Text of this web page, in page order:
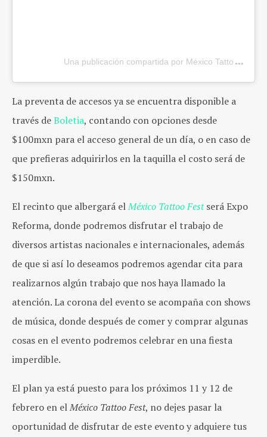
Una publicación compartida por México Tattoo Fest
La preventa de accesos ya se encuentra disponible a
través deBoletia, contando con opciones desde
$100mxn para el acceso general de un día, o en caso de
que prefieras adquirirlos en la taquilla el costo será de
$150mxn.
El recinto que albergará elMéxico Tattoo Festserá Expo
Reforma, donde podremos disfrutar el trabajo de
diversos artistas nacionales e internacionales, además
de que si así lo deseamos podremos agendar cita para
realizarnos algún trabajo que nos haya llamado la
atención.La corona del evento se acompaña con shows
de música, donde después de comer y comprar algunas
cosas en el evento podremos celebrar en una fiesta
imperdible.
El plan ya está puesto para los próximos 11 y 12 de
febrero en elMéxico Tattoo Fest, no dejes pasar la
oportunidad de disfrutar de este evento y adquiere tus